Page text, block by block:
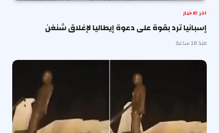
اخر الاخبار
إسبانيا ترد بقوة على دعوة إيطاليا لإغلاق شنغن
منذ 18 ساعة